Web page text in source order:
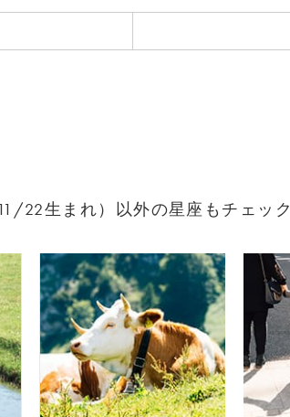
22生まれ）以外の星座もチェック